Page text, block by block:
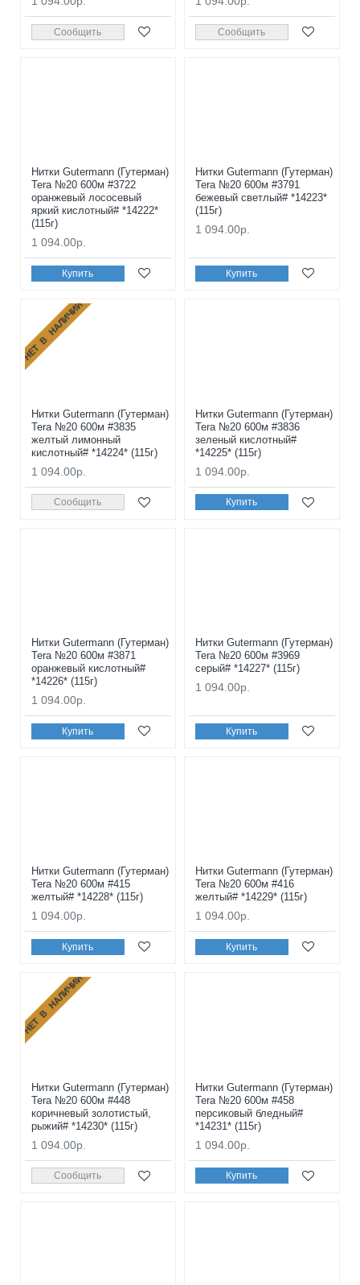
Сообщить Сообщить
Нитки Gutermann (Гутерман)
Tera №20 600м #3722
оранжевый лососевый
яркий кислотный# *14222*
(115г)
1 094.00р.
Купить
Нитки Gutermann (Гутерман)
Tera №20 600м #3791
бежевый светлый# *14223*
(115г)
1 094.00р.
Купить
НЕТ В НАЛИЧИИ
Нитки Gutermann (Гутерман)
Tera №20 600м #3835
желтый лимонный
кислотный# *14224* (115г)
1 094.00р.
Сообщить
Нитки Gutermann (Гутерман)
Tera №20 600м #3836
зеленый кислотный#
*14225* (115г)
1 094.00р.
Купить
Нитки Gutermann (Гутерман)
Tera №20 600м #3871
оранжевый кислотный#
*14226* (115г)
1 094.00р.
Купить
Нитки Gutermann (Гутерман)
Tera №20 600м #3969
серый# *14227* (115г)
1 094.00р.
Купить
Нитки Gutermann (Гутерман)
Tera №20 600м #415
желтый# *14228* (115г)
1 094.00р.
Купить
Нитки Gutermann (Гутерман)
Tera №20 600м #416
желтый# *14229* (115г)
1 094.00р.
Купить
НЕТ В НАЛИЧИИ
Нитки Gutermann (Гутерман)
Tera №20 600м #448
коричневый золотистый,
рыжий# *14230* (115г)
1 094.00р.
Сообщить
Нитки Gutermann (Гутерман)
Tera №20 600м #458
персиковый бледный#
*14231* (115г)
1 094.00р.
Купить